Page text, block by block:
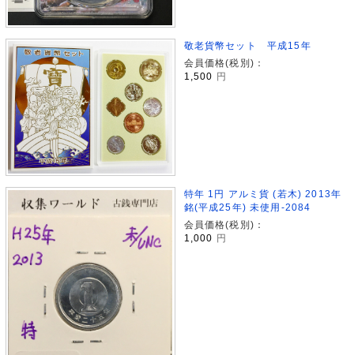
敬老貨幣セット 平成15年
会員価格(税別)：
1,500
円
特年 1円 アルミ貨 (若木) 2013年
銘(平成25年) 未使用-2084
会員価格(税別)：
1,000
円